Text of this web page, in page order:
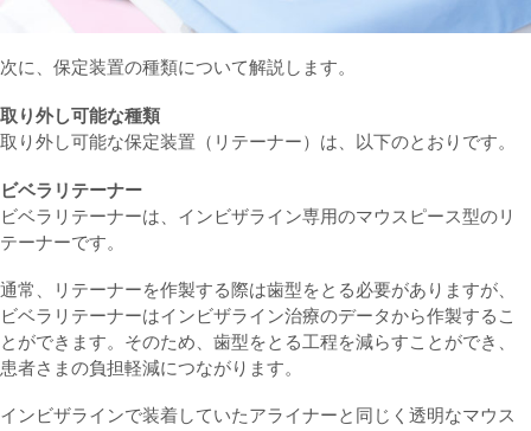
次に、保定装置の種類について解説します。
取り外し可能な種類
取り外し可能な保定装置（リテーナー）は、以下のとおりです。
ビベラリテーナー
ビベラリテーナーは、インビザライン専用のマウスピース型のリ
テーナーです。
通常、リテーナーを作製する際は歯型をとる必要がありますが、
ビベラリテーナーはインビザライン治療のデータから作製するこ
とができます。そのため、歯型をとる工程を減らすことができ、
患者さまの負担軽減につながります。
インビザラインで装着していたアライナーと同じく透明なマウス